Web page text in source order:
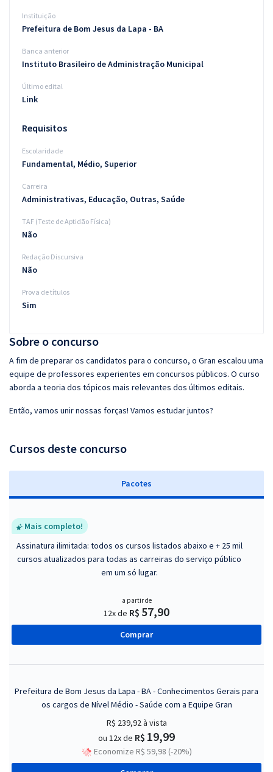
Blog
Sobre o concurso
A fim de preparar os candidatos para o concurso, o Gran escalou uma
equipe de professores experientes em concursos públicos. O curso
aborda a teoria dos tópicos mais relevantes dos últimos editais.
Então, vamos unir nossas forças! Vamos estudar juntos?
Cursos deste concurso
Pacotes
Mais completo!
Assinatura ilimitada: todos os cursos listados abaixo e + 25 mil
cursos atualizados para todas as carreiras do serviço público
em um só lugar.
a partir de
12x de R$ 57,90
Comprar
Prefeitura de Bom Jesus da Lapa - BA - Conhecimentos Gerais para
os cargos de Nível Médio - Saúde com a Equipe Gran
R$ 239,92à vista
ou 12x de R$ 19,99
Economize R$ 59,98 (-20%)
Instituição
Prefeitura de Bom Jesus da Lapa - BA
Banca anterior
Instituto Brasileiro de Administração Municipal
Último edital
Link
Requisitos
Escolaridade
Fundamental, Médio, Superior
Carreira
Administrativas, Educação, Outras, Saúde
TAF (Teste de Aptidão Física)
Não
Redação Discursiva
Não
Prova de títulos
Sim